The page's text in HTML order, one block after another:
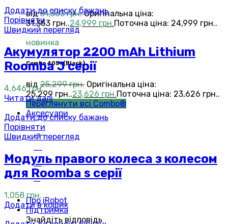
від31,363грн. Оригінальна ціна:
31,363 грн..24,999 грн.Поточна ціна: 24,999 грн..
новинка
Сombo 405+(Black)
від 25,299грн. Оригінальна ціна:
25,299 грн..23,626 грн.Поточна ціна: 23,626 грн..
Переглянути всі Combo®
Аксесуари
Про iRobot
Підтримка
Знайдіть відповідь
Додати до списку бажань
Порівняти
Швидкий перегляд
Акумулятор 2200 mAh Lithium
Roomba J серії
4,646грн.
Читати далі
Додати до списку бажань
Порівняти
Швидкий перегляд
Модуль правого колеса з колесом
для Roomba s серії
1,058 грн.
Додати в кошик